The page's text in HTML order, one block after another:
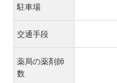
駐車場
交通手段
薬局の薬剤師
数